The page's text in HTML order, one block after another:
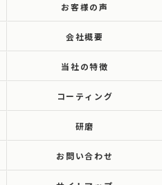
お客様の声
会社概要
当社の特徴
コーティング
研磨
お問い合わせ